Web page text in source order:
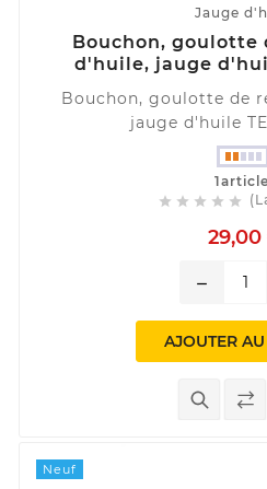
Jauge
Bouchon, goulotte
d'huile, jauge
Bouchon, goulotte de remplissage d'huile,
jauge d'huile
    
remove
AJOUTER
Neuf